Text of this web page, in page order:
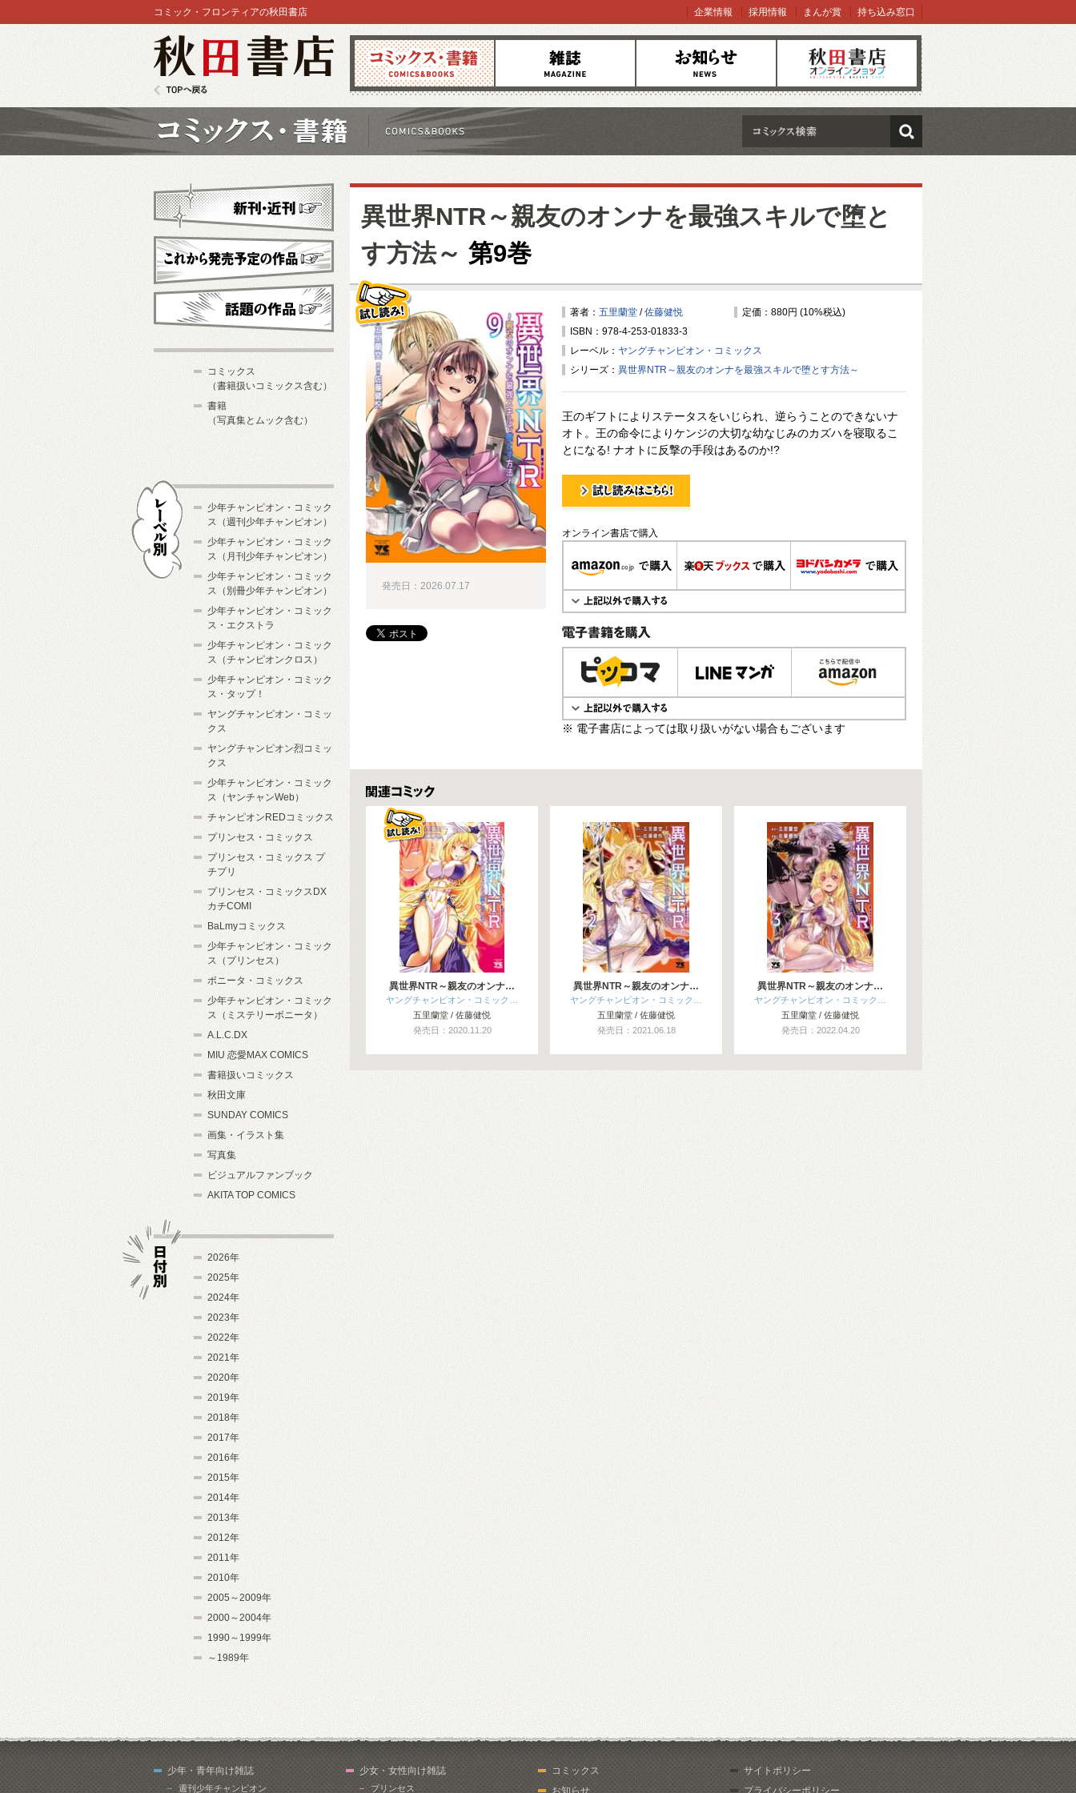
コミックス 雑誌 お知らせ オンラインショップ
コミック・フロンティアの秋田書店 企業情報 採用情報 まんが賞 持ち込み窓口
検索
異世界NTR～親友のオンナを最強スキルで堕と
す方法～ 第9巻
著者： 五里蘭堂 /佐藤健悦
定価：880円 (10%税込)
ISBN：978-4-253-01833-3
レーベル： ヤングチャンピオン・コミックス
シリーズ： 異世界NTR～親友のオンナを最強スキルで堕とす方法～
王のギフトによりステータスをいじられ、逆らうことのできないナ
オト。王の命令によりケンジの大切な幼なじみのカズハを寝取るこ
とになる! ナオトに反撃の手段はあるのか!?
試し読み！
オンライン書店で購入
電子書籍で購入
※ 電子書店によっては取り扱いがない場合もございます
発売日：2026.07.17
関連コミックス
異世界NTR～親友のオンナ…
ヤングチャンピオン・コミック…
五里蘭堂 / 佐藤健悦
発売日：2020.11.20
異世界NTR～親友のオンナ…
ヤングチャンピオン・コミック…
五里蘭堂 / 佐藤健悦
発売日：2021.06.18
異世界NTR～親友のオンナ…
ヤングチャンピオン・コミック…
五里蘭堂 / 佐藤健悦
発売日：2022.04.20
新刊・近刊
これから発売予定
コミックス
（書籍扱いコミックス含む）
書籍
（写真集とムック含む）
少年チャンピオン・コミック
ス（週刊少年チャンピオン）
少年チャンピオン・コミック
ス（月刊少年チャンピオン）
少年チャンピオン・コミック
ス（別冊少年チャンピオン）
少年チャンピオン・コミック
ス・エクストラ
少年チャンピオン・コミック
ス（チャンピオンクロス）
少年チャンピオン・コミック
ス・タップ！
ヤングチャンピオン・コミッ
クス
ヤングチャンピオン烈コミッ
クス
少年チャンピオン・コミック
ス（ヤンチャンWeb）
チャンピオンREDコミックス
プリンセス・コミックス
プリンセス・コミックス プ
チプリ
プリンセス・コミックスDX
カチCOMI
BaLmyコミックス
少年チャンピオン・コミック
ス（プリンセス）
ボニータ・コミックス
少年チャンピオン・コミック
ス（ミステリーボニータ）
A.L.C.DX
MIU 恋愛MAX COMICS
書籍扱いコミックス
秋田文庫
SUNDAY COMICS
画集・イラスト集
写真集
ビジュアルファンブック
AKITA TOP COMICS
2026年
2025年
2024年
2023年
2022年
2021年
2020年
2019年
2018年
2017年
2016年
2015年
2014年
2013年
2012年
2011年
2010年
2005～2009年
2000～2004年
1990～1999年
～1989年
少年・青年向け雑誌
週刊少年チャンピオン
少女・女性向け雑誌
プリンセス
コミックス
お知らせ
サイトポリシー
プライバシーポリシー